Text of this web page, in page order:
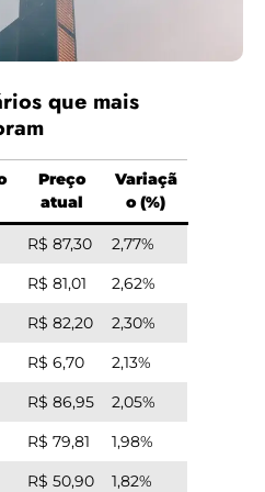
que mais
Preço
atual
Variaçã
o (%)
R$ 87,30
2,77%
R$ 81,01
2,62%
R$ 82,20
2,30%
R$ 6,70
2,13%
R$ 86,95
2,05%
R$ 79,81
1,98%
R$ 50,90 1,82%